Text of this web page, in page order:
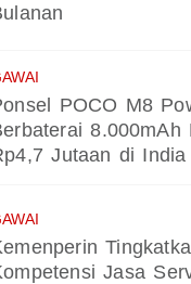
POCO M8
8.000mAh
Jutaan di India
Jasa